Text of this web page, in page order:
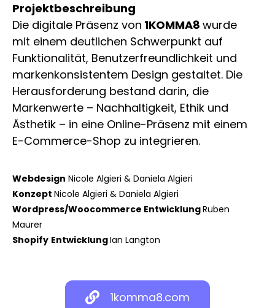
Projektbeschreibung
Die digitale Präsenz von 1KOMMA8 wurde
mit einem deutlichen Schwerpunkt auf
Funktionalität, Benutzerfreundlichkeit und
markenkonsistentem Design gestaltet. Die
Herausforderung bestand darin, die
Markenwerte – Nachhaltigkeit, Ethik und
Ästhetik – in eine Online-Präsenz mit einem
E-Commerce-Shop zu integrieren.
Webdesign Nicole Algieri & Daniela Algieri
Konzept Nicole Algieri & Daniela Algieri
Wordpress/Woocommerce EntwicklungRuben
Maurer
Shopify EntwicklungIan Langton
1komma8.com